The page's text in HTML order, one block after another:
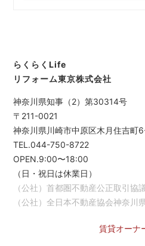
らくらくLife
リフォーム東京株式会社
神奈川県知事（2）第30314号
〒211-0021
神奈川県川崎市中原区木月住吉町
TEL.044-750-8722
OPEN.9:00〜18:00
（日・祝日は休業日）
（公社）首都圏不動産公正取引協
（公社）全日本不動産協会神奈川
賃貸オーナ